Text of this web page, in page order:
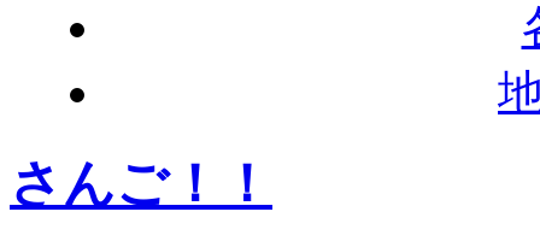
さんご！！